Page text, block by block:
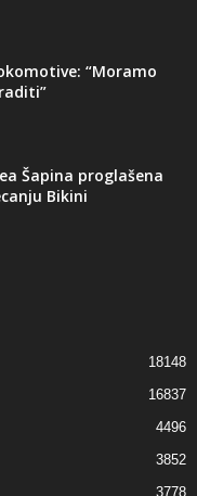
“Moramo
Šapina proglašena
Bikini
18148
16837
4496
3852
3778